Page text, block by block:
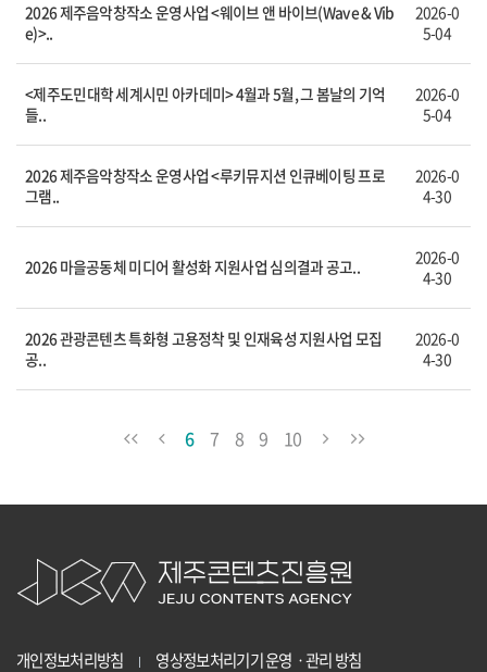
2026 제주음악창작소 운영사업 <웨이브 앤 바이브(Wave & Vib
e)>..
2026-0
5-04
<제주도민대학 세계시민 아카데미> 4월과 5월, 그 봄날의 기억
들..
2026-0
5-04
2026 제주음악창작소 운영사업 <루키뮤지션 인큐베이팅 프로
그램..
2026-0
4-30
2026 마을공동체 미디어 활성화 지원사업 심의결과 공고..
2026-0
4-30
2026 관광콘텐츠 특화형 고용정착 및 인재육성 지원사업 모집
공..
2026-0
4-30
6 7 8 9 10
개인정보처리방침
영상정보처리기기 운영ㆍ관리 방침